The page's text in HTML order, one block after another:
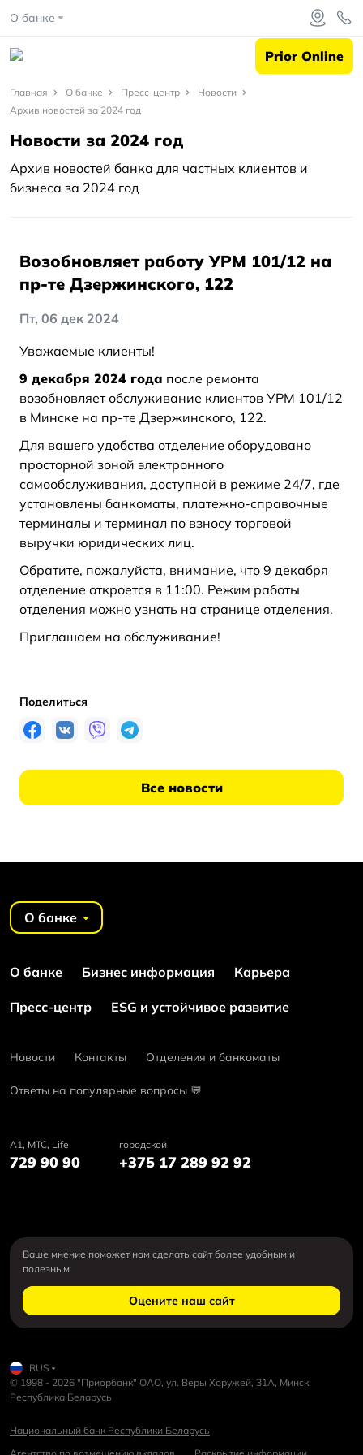
О банке
Prior Online
Главная
банке
Пресс-
центр
Архив
новостей
год
Главная О банке Пресс-центр
Новости
Архив новостей за 2024 год
Новости за 2024 год
Архив новостей банка для частных клиентов и
бизнеса за 2024 год
Возобновляет работу УРМ 101/12 на
пр-те Дзержинского, 122
Пт, 06 дек 2024
Уважаемые клиенты!
9 декабря 2024 года после ремонта
возобновляет обслуживание клиентов УРМ 101/12
в Минске на пр-те Дзержинского, 122.
Для вашего удобства отделение оборудовано
просторной зоной электронного
самообслуживания, доступной в режиме 24/7, где
установлены банкоматы, платежно-справочные
терминалы и терминал по взносу торговой
выручки юридических лиц.
Обратите, пожалуйста, внимание, что 9 декабря
отделение откроется в 11:00. Режим работы
отделения можно узнать на странице отделения.
Приглашаем на обслуживание!
Поделиться
Все новости
О банке
О банке Бизнес информация Карьера
Пресс-центр ESG и устойчивое развитие
Новости Контакты Отделения и банкоматы
Ответы на популярные вопросы 💬
А1, MTC, Life
729 90 90
городской
+375 17 289 92 92
Ваше мнение поможет нам сделать сайт более удобным и
полезным
Оцените наш сайт
RUS
© 1998 - 2026 "Приорбанк" ОАО, ул. Веры Хоружей, 31А, Минск,
Республика Беларусь
Национальный банк Республики Беларусь